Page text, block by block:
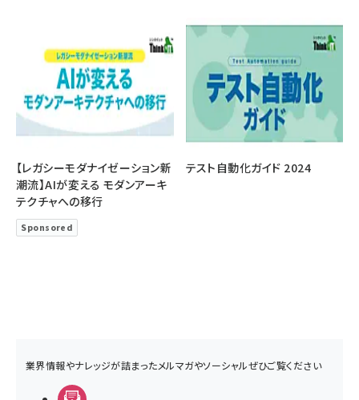
業界情報やナレッジが詰まったメルマガやソーシャルぜひご覧ください
【レガシーモダナイゼーション新
潮流】AIが変える モダンアーキ
テクチャへの移行
Sponsored
テスト自動化ガイド 2024